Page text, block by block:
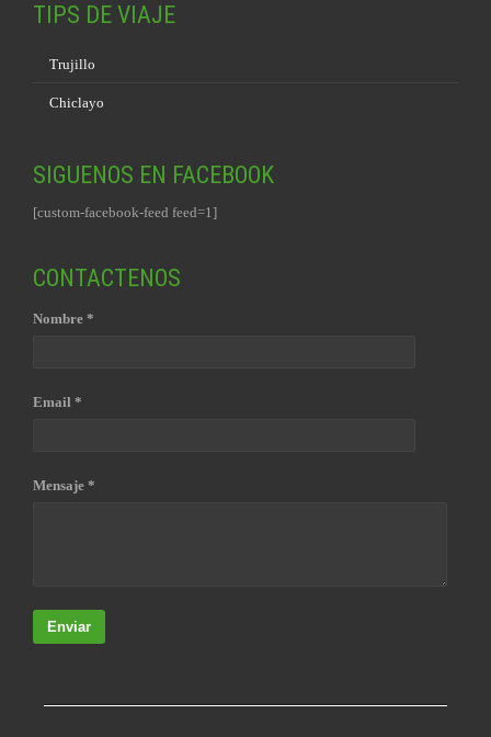
TIPS DE VIAJE
Trujillo
Chiclayo
SIGUENOS EN FACEBOOK
[custom-facebook-feed feed=1]
CONTACTENOS
Nombre *
Email *
Mensaje *
Enviar